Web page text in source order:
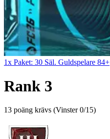
1x Paket: 30 Säl. Guldspelare 84+
Rank 3
13 poäng krävs (Vinster 0/15)